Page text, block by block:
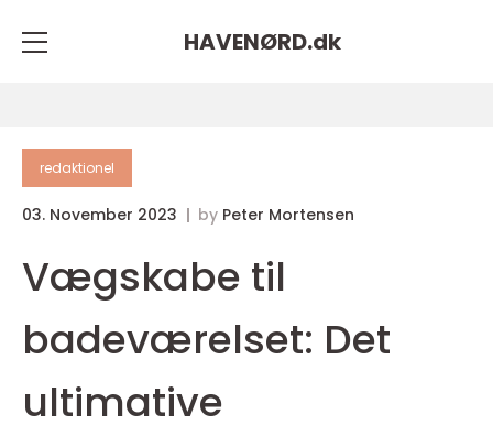
HAVENØRD.dk
redaktionel
03. November 2023 by Peter Mortensen
Vægskabe til
badeværelset: Det
ultimative